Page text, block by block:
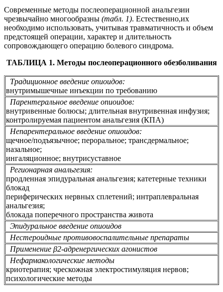
Современные методы послеоперационной анальгезии
чрезвычайно многообразны (табл. 1). Естественно,их
необходимо использовать, учитывая травматичность и объем
предстоящей операции, характер и длительность
сопровождающего операцию болевого синдрома.
ТАБЛИЦА 1. Методы послеоперационного обезболивания
Традиционное введение опиоидов:
внутримышечные инъекции по требованию
Парентеральное введение опиоидов:
внутривенные болюсы; длительная внутривенная инфузия;
контролируемая пациентом анальгезия (КПА)
Непарентеральное введение опиоидов:
щечное/подъязычное; пероральное; трансдермальное;
назальное;
ингаляционное; внутрисуставное
Регионарная анальгезия:
продленная эпидуральная анальгезия; катетерные техники
блокад
периферических нервных сплетений; интраплевральная
анальгезия;
блокада поперечного пространства живота
Эпидуральное введение опиоидов
Нестероидные противовоспалительные препараты
Применение β2-адренергических агонистов
Нефармакологические методы
криотерапия; чрескожная электростимуляция нервов;
психологические методы